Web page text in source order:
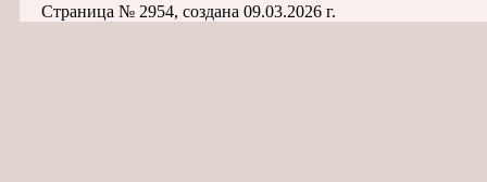
Страница № 2954, создана 09.03.2026 г.